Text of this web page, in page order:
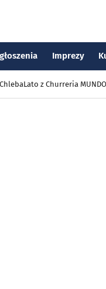
Imprezy
Lato z Churreria MUNDO